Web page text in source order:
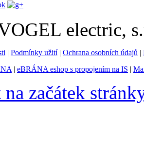
electric,
| Podmínky užití| Ochrana osobních údajů |
| eBRÁNA eshop s propojením na IS |
začátek